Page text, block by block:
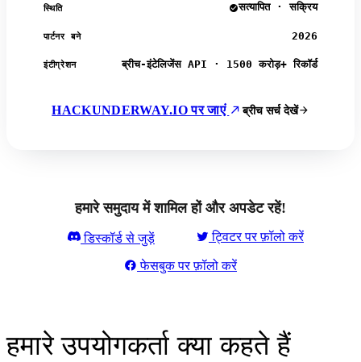
स्थिति सत्यापित · सक्रिय
पार्टनर बने 2026
इंटीग्रेशन ब्रीच-इंटेलिजेंस API · 1500 करोड़+ रिकॉर्ड
HACKUNDERWAY.IO पर जाएं ब्रीच सर्च देखें
हमारे समुदाय में शामिल हों और अपडेट रहें!
डिस्कॉर्ड से जुड़ें ट्विटर पर फ़ॉलो करें
फेसबुक पर फ़ॉलो करें
हमारे उपयोगकर्ता क्या कहते हैं